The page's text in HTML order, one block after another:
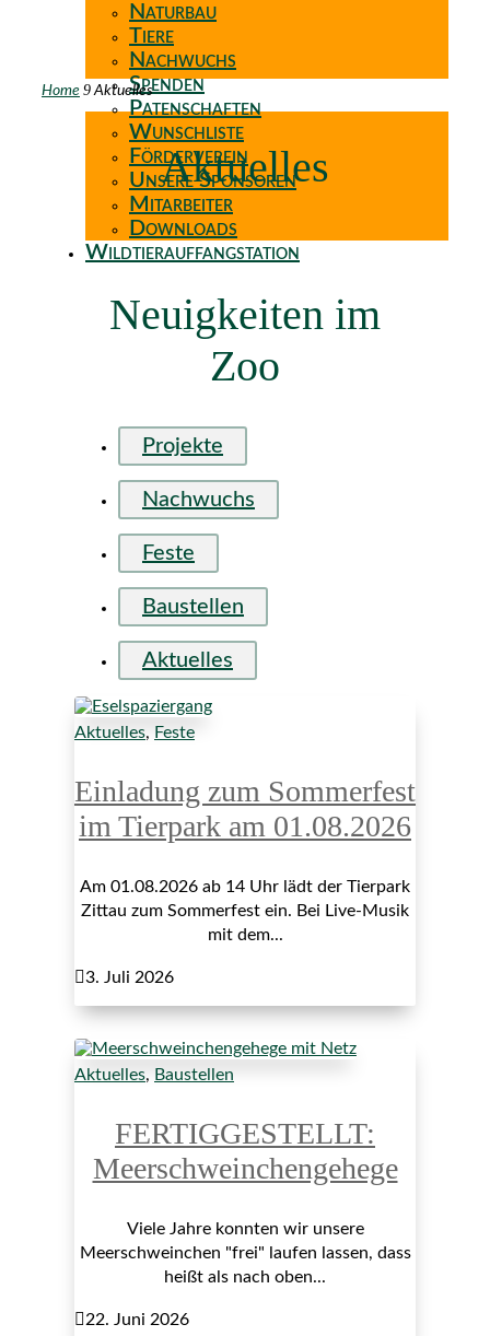
Naturbau
Tiere
Nachwuchs
Spenden
Patenschaften
Wunschliste
Förderverein
Unsere Sponsoren
Mitarbeiter
Downloads
Wildtierauffangstation
Home 9 Aktuelles
Aktuelles
Neuigkeiten im
Zoo
Projekte
Nachwuchs
Feste
Baustellen
Aktuelles
Aktuelles, Feste
Einladung zum Sommerfest
im Tierpark am 01.08.2026
Am 01.08.2026 ab 14 Uhr lädt der Tierpark
Zittau zum Sommerfest ein. Bei Live-Musik
mit dem...
3. Juli 2026
Aktuelles, Baustellen
FERTIGGESTELLT:
Meerschweinchengehege
Viele Jahre konnten wir unsere
Meerschweinchen "frei" laufen lassen, dass
heißt als nach oben...
22. Juni 2026